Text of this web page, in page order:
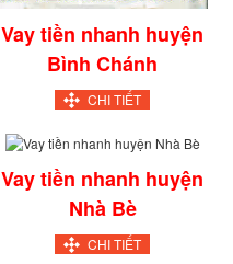
Vay tiền nhanh huyện
Bình Chánh
CHI TIẾT
Vay tiền nhanh huyện
Nhà Bè
CHI TIẾT